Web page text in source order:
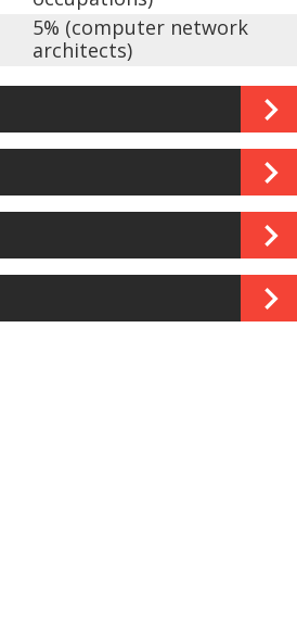
5% (computer network
architects)